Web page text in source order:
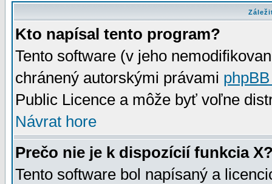
Kto napísal tento program?
Tento software (v jeho
chránený autorskými právami
Public Licence a môže byť voľne
Návrat hore
Prečo nie je k dispozícií funkcia
Tento software bol napísaný a